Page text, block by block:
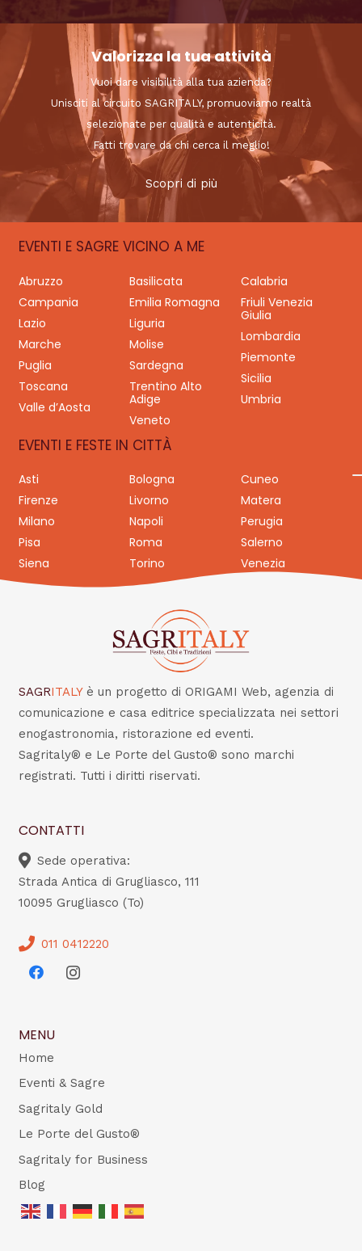
Valorizza la tua attività
Vuoi dare visibilità alla tua azienda?
Unisciti al circuito SAGRITALY, promuoviamo realtà
selezionate per qualità e autenticità.
Fatti trovare da chi cerca il meglio!
Scopri di più
EVENTI E SAGRE VICINO A ME
Abruzzo Basilicata
Calabria
Campania
Emilia Romagna
Friuli Venezia
Giulia
Lazio
Liguria
Lombardia
Marche
Molise
Piemonte
Puglia
Sardegna
Sicilia
Toscana
Trentino Alto
Adige
Umbria
Valle d’Aosta
Veneto
EVENTI E FESTE IN CITTÀ
Asti Bologna
Cuneo
Firenze
Livorno
Matera
Milano
Napoli
Perugia
Pisa
Roma
Salerno
Siena
Torino Venezia
SAGRITALY è un progetto di ORIGAMI Web, agenzia di
comunicazione e casa editrice specializzata nei settori
enogastronomia, ristorazione ed eventi.
Sagritaly® e Le Porte del Gusto® sono marchi
registrati. Tutti i diritti riservati.
CONTATTI
Sede operativa:
Strada Antica di Grugliasco, 111
10095 Grugliasco (To)
011 0412220
MENU
Home
Eventi & Sagre
Sagritaly Gold
Le Porte del Gusto®
Sagritaly for Business
Blog